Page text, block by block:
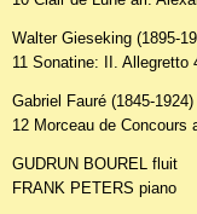
Walter Gieseking (1895-
11 Sonatine: II. Allegretto
Gabriel Fauré (1845-1924)
12 Morceau de Concours
GUDRUN BOUREL fluit
FRANK PETERS piano